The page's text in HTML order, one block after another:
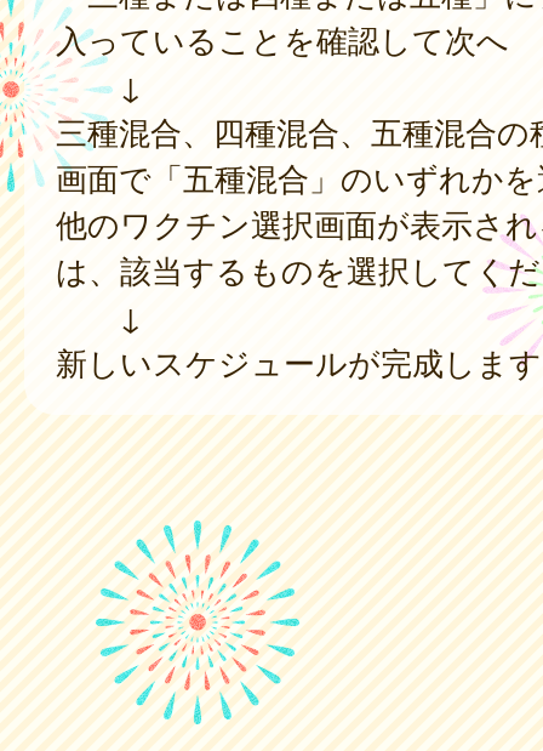
入っていることを確認して次へ
↓
三種混合、四種混合、五種混合の
画面で「五種混合」のいずれか
他のワクチン選択画面が表示さ
は、該当するものを選択してく
↓
新しいスケジュールが完成しま